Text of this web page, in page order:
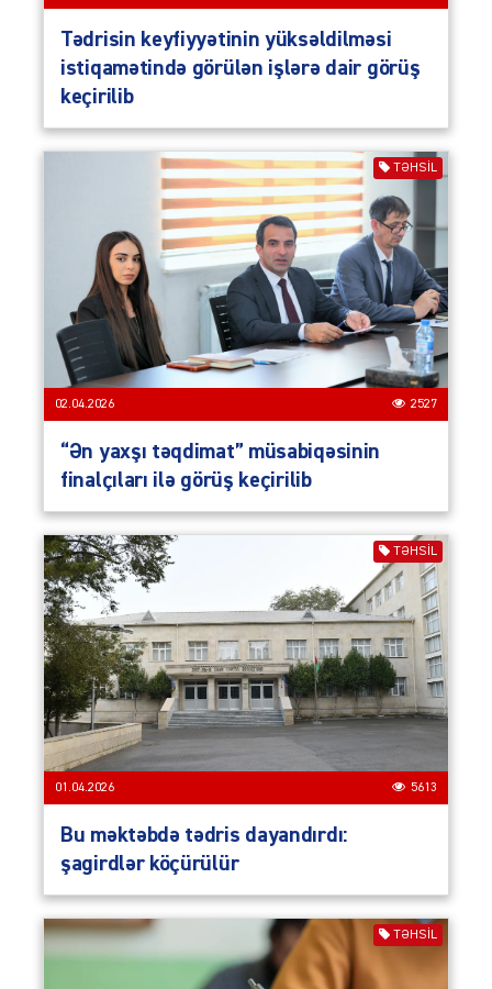
Tədrisin keyfiyyətinin yüksəldilməsi
istiqamətində görülən işlərə dair görüş
keçirilib
TƏHSIL
02.04.2026 2527
“Ən yaxşı təqdimat” müsabiqəsinin
finalçıları ilə görüş keçirilib
TƏHSIL
01.04.2026 5613
Bu məktəbdə tədris dayandırdı:
şagirdlər köçürülür
TƏHSIL